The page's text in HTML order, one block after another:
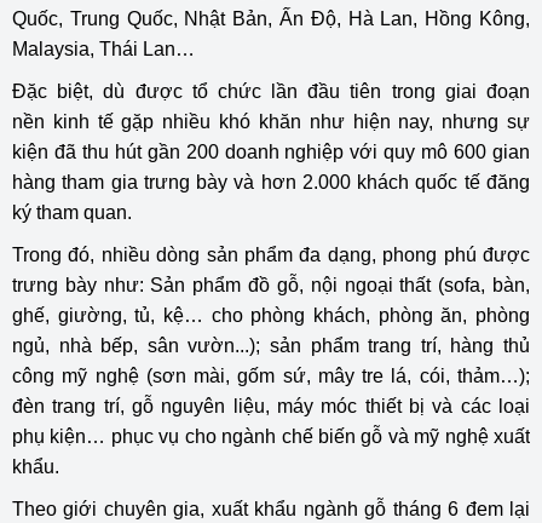
Quốc, Trung Quốc, Nhật Bản, Ấn Độ, Hà Lan, Hồng Kông,
Malaysia, Thái Lan…
Đặc biệt, dù được tổ chức lần đầu tiên trong giai đoạn
nền kinh tếgặp nhiều khó khăn như hiện nay, nhưng sự
kiện đã thu hút gần 200 doanh nghiệp với quy mô 600 gian
hàng tham gia trưng bày và hơn 2.000 khách quốc tế đăng
ký tham quan.
Trong đó, nhiều dòng sản phẩm đa dạng, phong phú được
trưng bày như: Sản phẩm đồ gỗ, nội ngoại thất (sofa, bàn,
ghế, giường, tủ, kệ… cho phòng khách, phòng ăn, phòng
ngủ, nhà bếp, sân vườn...); sản phẩm trang trí, hàng thủ
công mỹ nghệ (sơn mài, gốm sứ, mây tre lá, cói, thảm…);
đèn trang trí, gỗ nguyên liệu, máy móc thiết bị và các loại
phụ kiện… phục vụ cho ngành chế biến gỗ và mỹ nghệ xuất
khẩu.
Theo giới chuyên gia, xuất khẩu ngành gỗ tháng 6 đem lại